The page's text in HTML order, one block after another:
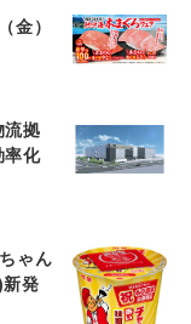
金）
流拠
率化
ゃん
発